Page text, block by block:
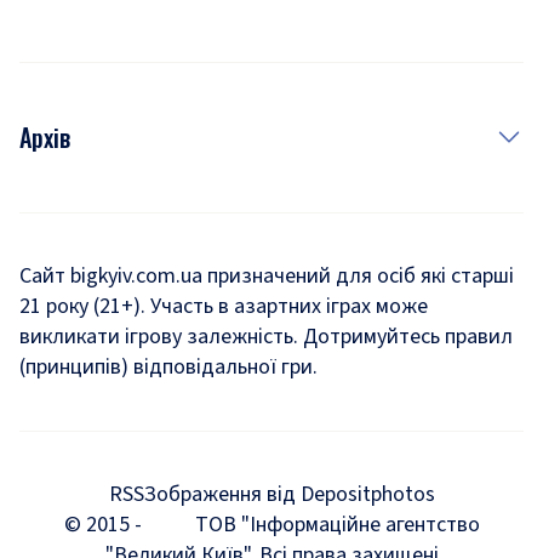
Архів
Комуналка
Хроніки війни
Мегаполіс
Сайт bigkyiv.com.ua призначений для осіб які старші
21 року (21+). Участь в азартних іграх може
викликати ігрову залежність. Дотримуйтесь правил
(принципів) відповідальної гри.
RSSЗображення від Depositphotos
© 2015 -
ТОВ "Інформаційне агентство